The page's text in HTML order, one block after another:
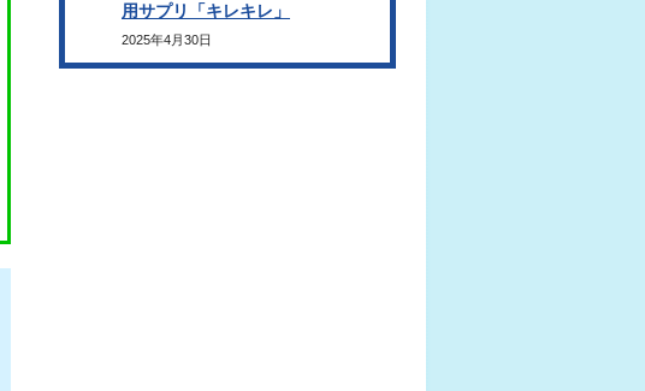
用サプリ「キレキレ」
2025年4月30日